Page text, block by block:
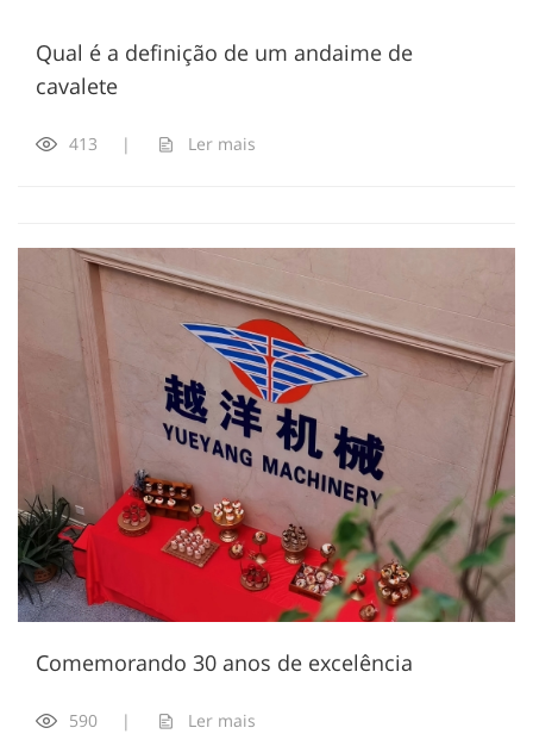
Qual é a definição de um andaime de
cavalete
413 | Ler mais
Comemorando 30 anos de excelência
590 | Ler mais